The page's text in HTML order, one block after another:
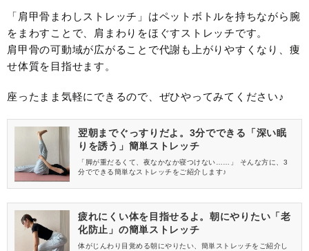
「肩甲骨まわしストレッチ」はペットボトルを持ちながら腕
をまわすことで、肩まわりをほぐすストレッチです。
肩甲骨の可動域が広がることで代謝も上がりやすくなり、痩
せ体質を目指せます。
座ったまま気軽にできるので、ぜひやってみてください♪
翌朝までぐっすりだよ。3分でできる「深い眠
りを誘う」簡単ストレッチ
「脚が重だるくて、夜なかなか寝つけない……」 そんな方に、3
分でできる簡単なストレッチをご紹介します♪
疲れにくい体を目指せるよ。朝にやりたい「老
化防止」の簡単ストレッチ
体がじんわり目覚める朝にやりたい、簡単ストレッチをご紹介し